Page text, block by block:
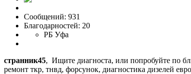
Сообщений: 931
Благодарностей: 20
РБ Уфа
странник45, Ищите диагноста, или попробуйте по
ремонт ткр, тнвд, форсунок, диагностика дизелей